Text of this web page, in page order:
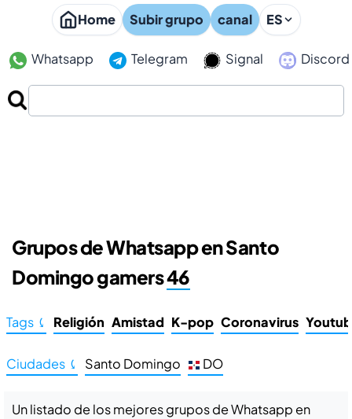
Home Subir grupo canal ES
Whatsapp Telegram Signal Discord
Grupos de Whatsapp en Santo
Domingo gamers46
Tags ⤹ Religión Amistad K-pop Coronavirus
Ciudades ⤹ Santo Domingo DO
Un listado de los mejores grupos de Whatsapp en